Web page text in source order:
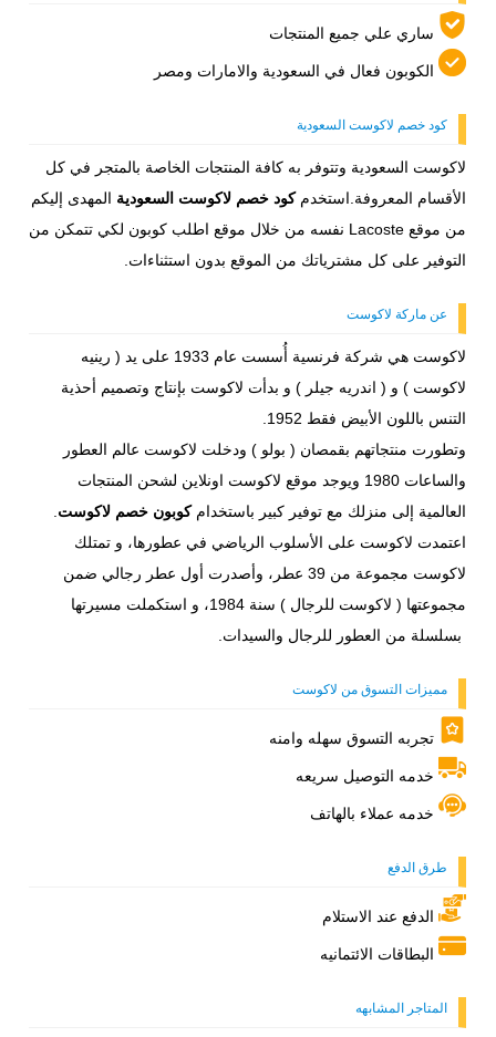
ساري علي جميع المنتجات
الكوبون فعال في السعودية والامارات ومصر
كود خصم لاكوست السعودية
لاكوست السعودية وتتوفر به كافة المنتجات الخاصة بالمتجر في كل
الأقسام المعروفة.استخدمكود خصم لاكوست السعودية المهدى إليكم
من موقع Lacoste نفسه من خلال موقع اطلب كوبون لكي تتمكن من
التوفير على كل مشترياتك من الموقع بدون استثناءات.
عن ماركة لاكوست
لاكوست هي شركة فرنسية أُسست عام 1933 على يد ( رينيه
لاكوست ) و ( اندريه جيلر ) و بدأت لاكوست بإنتاج وتصميم أحذية
التنس باللون الأبيض فقط 1952.
وتطورت منتجاتهم بقمصان ( بولو ) ودخلت لاكوست عالم العطور
والساعات 1980 ويوجد موقع لاكوست اونلاين لشحن المنتجات
العالمية إلى منزلك مع توفير كبير باستخدامكوبون خصم لاكوست.
اعتمدت لاكوست على الأسلوب الرياضي في عطورها، و تمتلك
لاكوست مجموعة من 39 عطر، وأصدرت أول عطر رجالي ضمن
مجموعتها ( لاكوست للرجال ) سنة 1984، و استكملت مسيرتها
بسلسلة من العطور للرجال والسيدات.
مميزات التسوق من لاكوست
تجربه التسوق سهله وامنه
خدمه التوصيل سريعه
خدمه عملاء بالهاتف
طرق الدفع
الدفع عند الاستلام
البطاقات الائتمانيه
المتاجر المشابهه